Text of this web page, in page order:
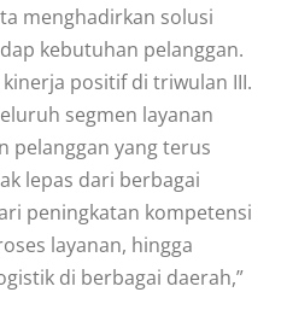
menghadirkan solusi
kebutuhan pelanggan.
positif di triwulan III.
segmen layanan
pelanggan yang terus
lepas dari berbagai
peningkatan kompetensi
layanan, hingga
di berbagai daerah,”